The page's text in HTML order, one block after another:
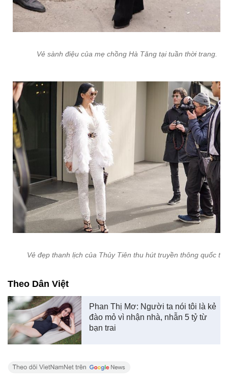
Vẻ sành điệu của mẹ chồng Hà Tăng tại tuần thời trang.
Vẻ đẹp thanh lịch của Thủy Tiên thu hút truyền thông quốc tế.
Theo Dân Việt
Phan Thị Mơ: Người ta nói tôi là kẻ
đào mỏ vì nhận nhà, nhẫn 5 tỷ từ
bạn trai